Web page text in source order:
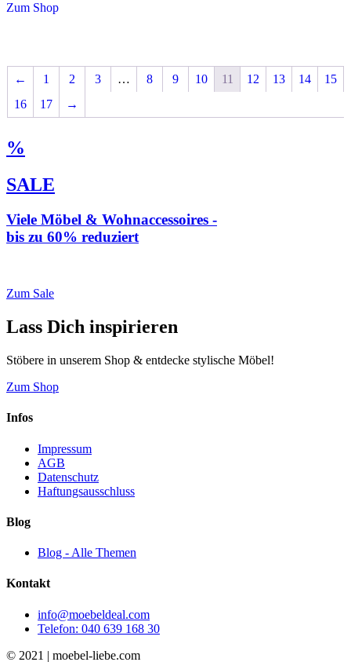
Zum Shop
← 1 2 3 … 8 9 10 11 12 13 14
15
16
17 →
%
SALE
Viele Möbel & Wohnaccessoires -
bis zu 60% reduziert
Zum Sale
Lass Dich inspirieren
Stöbere in unserem Shop & entdecke stylische Möbel!
Zum Shop
Infos
Impressum
AGB
Datenschutz
Haftungsausschluss
Blog
Blog - Alle Themen
Kontakt
info@moebeldeal.com
Telefon: 040 639 168 30
© 2021 | moebel-liebe.com